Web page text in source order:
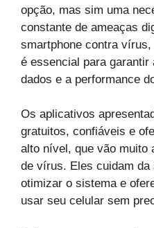
opção, mas sim uma
constante de ameaças
smartphone contra
é essencial para garantir
dados e a performance
Os aplicativos
gratuitos, confiáveis e
alto nível, que vão muito
de vírus. Eles cuidam da
otimizar o sistema e
usar seu celular sem